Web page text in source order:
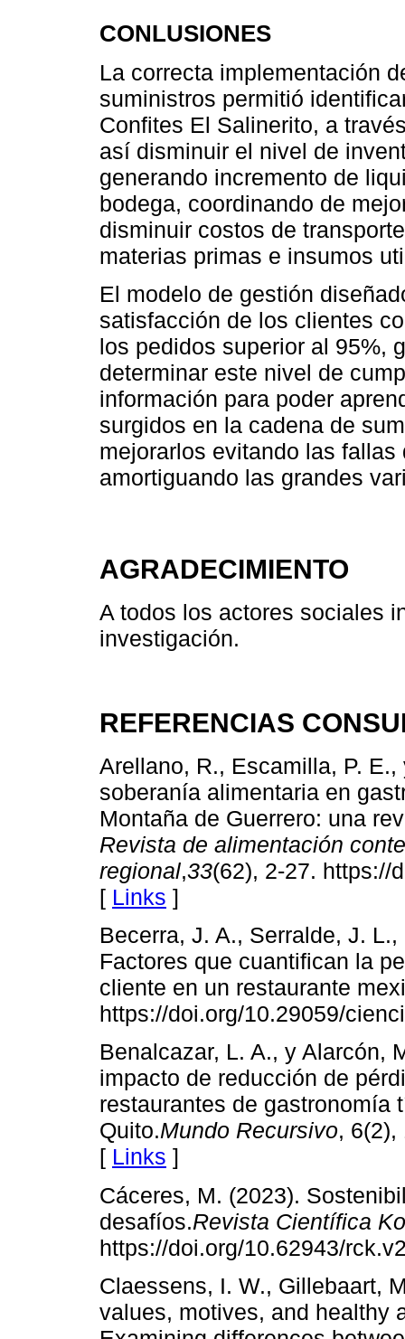
CONLUSIONES
La correcta implementación
suministros permitió
Confites El Salinerito, a
así disminuir el nivel de
generando incremento de
bodega, coordinando de
disminuir costos de
materias primas e insumos
El modelo de gestión
satisfacción de los clientes
los pedidos superior al 95%,
determinar este nivel de
información para poder
surgidos en la cadena de
mejorarlos evitando las
amortiguando las grandes
AGRADECIMIENTO
A todos los actores sociales
investigación.
REFERENCIAS
Arellano, R., Escamilla, P.
soberanía alimentaria en
Montaña de Guerrero: una
Revista de alimentación
regional,33(62), 2-27. https://
[ Links ]
Becerra, J. A., Serralde, J.
Factores que cuantifican la
cliente en un restaurante
https://doi.org/10.29059/
Benalcazar, L. A., y Alarcón,
impacto de reducción de
restaurantes de gastronomía
Quito.Mundo Recursivo,
[ Links ]
Cáceres, M. (2023).
desafíos.Revista Científica
https://doi.org/10.62943/
Claessens, I. W., Gillebaart,
values, motives, and healthy